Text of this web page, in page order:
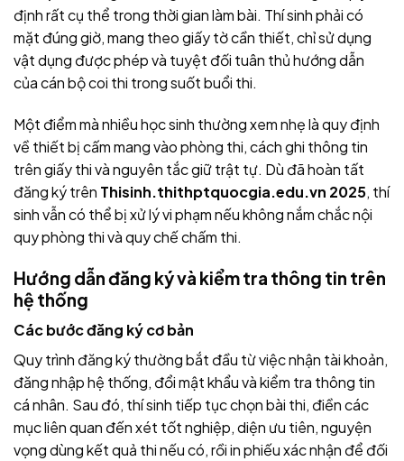
định rất cụ thể trong thời gian làm bài. Thí sinh phải có
mặt đúng giờ, mang theo giấy tờ cần thiết, chỉ sử dụng
vật dụng được phép và tuyệt đối tuân thủ hướng dẫn
của cán bộ coi thi trong suốt buổi thi.
Một điểm mà nhiều học sinh thường xem nhẹ là quy định
về thiết bị cấm mang vào phòng thi, cách ghi thông tin
trên giấy thi và nguyên tắc giữ trật tự. Dù đã hoàn tất
đăng ký trên Thisinh.thithptquocgia.edu.vn 2025, thí
sinh vẫn có thể bị xử lý vi phạm nếu không nắm chắc nội
quy phòng thi và quy chế chấm thi.
Hướng dẫn đăng ký và kiểm tra thông tin trên
hệ thống
Các bước đăng ký cơ bản
Quy trình đăng ký thường bắt đầu từ việc nhận tài khoản,
đăng nhập hệ thống, đổi mật khẩu và kiểm tra thông tin
cá nhân. Sau đó, thí sinh tiếp tục chọn bài thi, điền các
mục liên quan đến xét tốt nghiệp, diện ưu tiên, nguyện
vọng dùng kết quả thi nếu có, rồi in phiếu xác nhận để đối